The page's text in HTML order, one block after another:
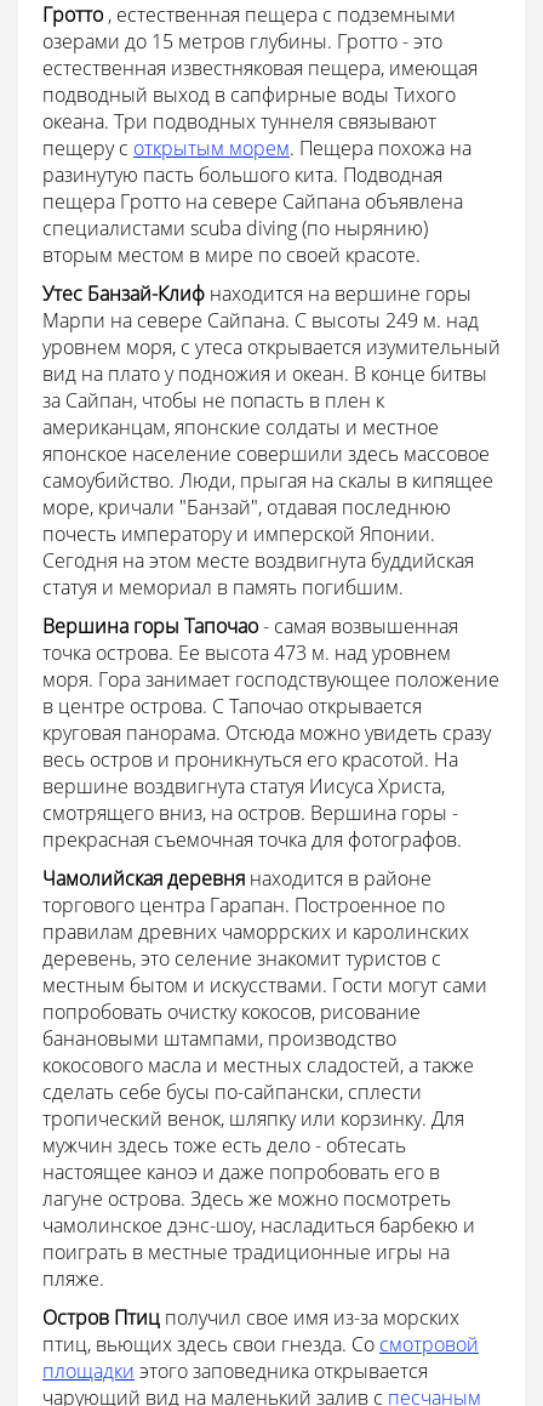
Гротто , естественная пещера с подземными
озерами до 15 метров глубины. Гротто - это
естественная известняковая пещера, имеющая
подводный выход в сапфирные воды Тихого
океана. Три подводных туннеля связывают
пещеру с открытым морем. Пещера похожа на
разинутую пасть большого кита. Подводная
пещера Гротто на севере Сайпана объявлена
специалистами scuba diving (по нырянию)
вторым местом в мире по своей красоте.
Утес Банзай-Клиф находится на вершине горы
Марпи на севере Сайпана. С высоты 249 м. над
уровнем моря, с утеса открывается изумительный
вид на плато у подножия и океан. В конце битвы
за Сайпан, чтобы не попасть в плен к
американцам, японские солдаты и местное
японское население совершили здесь массовое
самоубийство. Люди, прыгая на скалы в кипящее
море, кричали "Банзай", отдавая последнюю
почесть императору и имперской Японии.
Сегодня на этом месте воздвигнута буддийская
статуя и мемориал в память погибшим.
Вершина горы Тапочао- самая возвышенная
точка острова. Ее высота 473 м. над уровнем
моря. Гора занимает господствующее положение
в центре острова. С Тапочао открывается
круговая панорама. Отсюда можно увидеть сразу
весь остров и проникнуться его красотой. На
вершине воздвигнута статуя Иисуса Христа,
смотрящего вниз, на остров. Вершина горы -
прекрасная съемочная точка для фотографов.
Чамолийская деревня находится в районе
торгового центра Гарапан. Построенное по
правилам древних чаморрских и каролинских
деревень, это селение знакомит туристов с
местным бытом и искусствами. Гости могут сами
попробовать очистку кокосов, рисование
банановыми штампами, производство
кокосового масла и местных сладостей, а также
сделать себе бусы по-сайпански, сплести
тропический венок, шляпку или корзинку. Для
мужчин здесь тоже есть дело - обтесать
настоящее каноэ и даже попробовать его в
лагуне острова. Здесь же можно посмотреть
чамолинское дэнс-шоу, насладиться барбекю и
поиграть в местные традиционные игры на
пляже.
Остров Птиц получил свое имя из-за морских
птиц, вьющих здесь свои гнезда. Со смотровой
площадки этого заповедника открывается
чарующий вид на маленький залив с песчаным